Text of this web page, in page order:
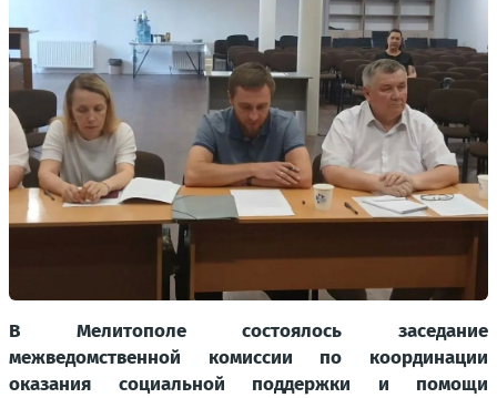
В Мелитополе состоялось заседание
межведомственной комиссии по координации
оказания социальной поддержки и помощи